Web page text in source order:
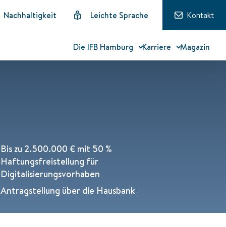
Nachhaltigkeit Leichte Sprache Kontakt
Die IFB Hamburg Karriere Magazin
Bis zu 2.500.000 € mit 50 %
Haftungsfreistellung für
Digitalisierungsvorhaben
Antragstellung über die Hausbank